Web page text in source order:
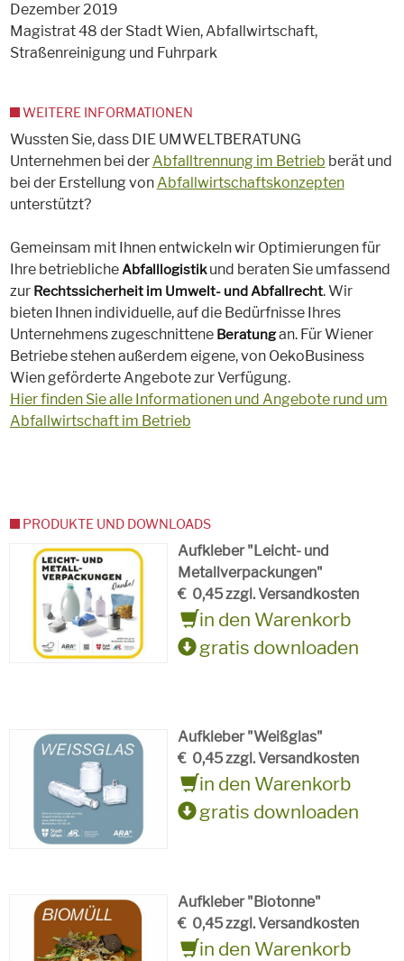
Dezember 2019
Magistrat 48 der Stadt Wien, Abfallwirtschaft,
Straßenreinigung und Fuhrpark
WEITERE INFORMATIONEN
Wussten Sie, dass DIE UMWELTBERATUNG
Unternehmen bei derAbfalltrennung im Betrieb berät und
bei der Erstellung vonAbfallwirtschaftskonzepten
unterstützt?
Gemeinsam mit Ihnen entwickeln wir Optimierungen für
Ihre betrieblicheAbfalllogistikund beraten Sie umfassend
zur Rechtssicherheit im Umwelt- und Abfallrecht. Wir
bieten Ihnen individuelle, auf die Bedürfnisse Ihres
Unternehmens zugeschnittene Beratungan. Für Wiener
Betriebe stehen außerdem eigene, von OekoBusiness
Wien geförderte Angebote zur Verfügung.
Hier finden Sie alle Informationen und Angebote rund um
Abfallwirtschaft im Betrieb
PRODUKTE UND DOWNLOADS
Aufkleber "Leicht- und
Metallverpackungen"
€ 0,45 zzgl. Versandkosten
in den Warenkorb
gratis downloaden
Aufkleber "Weißglas"
€ 0,45 zzgl. Versandkosten
in den Warenkorb
gratis downloaden
Aufkleber "Biotonne"
€ 0,45 zzgl. Versandkosten
in den Warenkorb